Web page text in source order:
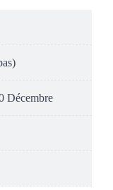
Décembre